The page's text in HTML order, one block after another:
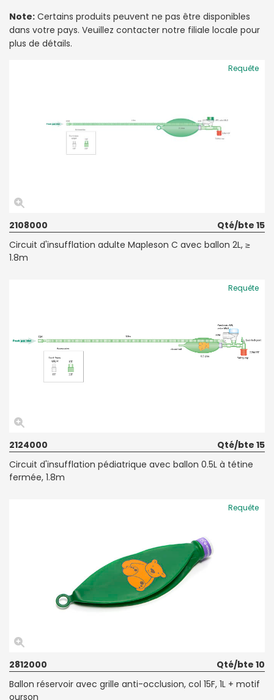
Note: Certains produits peuvent ne pas être disponibles
dans votre pays. Veuillez contacter notre filiale locale pour
plus de détails.
Requête
2108000
Qté/bte 15
Circuit d'insufflation adulte Mapleson C avec ballon 2L, ≥
1.8m
Requête
2124000
Qté/bte 15
Circuit d'insufflation pédiatrique avec ballon 0.5L à tétine
fermée, 1.8m
Requête
2812000
Qté/bte 10
Ballon réservoir avec grille anti-occlusion, col 15F, 1L + motif
ourson